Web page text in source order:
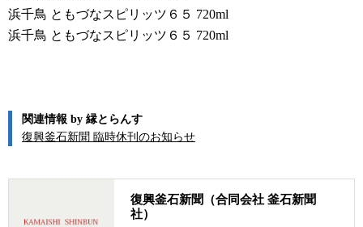
浜千鳥 ともづなスピリッツ６５ 720ml
浜千鳥 ともづなスピリッツ６５ 720ml
関連情報 by 縁とらんす
復興釜石新聞 臨時休刊のお知らせ
復興釜石新聞（合同会社 釜石新聞
社）